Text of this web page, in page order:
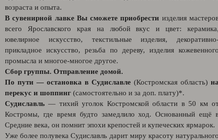
возраста и опыта.
В сувенирной лавке Вы сможете приобрести изделия
всего Ярославского края на любой вкус и цвет:
ювелирное искусство, текстильные изделия,
прикладное искусство, резьба по дереву, изделия
промысла и многое-многое другое.
Сбор группы. Отправление домой.
По пути — остановка в Судиславле (Костромская область)
перекус и шоппинг (самостоятельно и за доп. плату)*.
Судиславль— тихий уголок Костромской области в 50 км
Костромы, где время будто замедлило ход. Основанный ещё
Средние века, он помнит эпохи крепостей и купеческих ярмарок.
Уже более полувека Судиславль дарит миру красоту